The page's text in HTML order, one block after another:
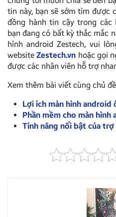
tin này, bạn sẽ sớm tìm được
đồng hành tin cậy trong các
bạn đang có bất kỳ thắc mắc
hình android Zestech, vui
websiteZestech.vn hoặc gọi
được các nhân viên hỗ trợ
Xem thêm bài viết cùng chủ
Lợi ích màn hình android
Phần mềm cho màn hình
Tính năng nổi bật của trợ